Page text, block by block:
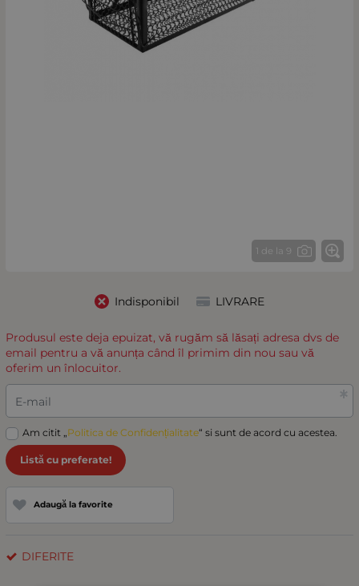
1 de la 9
Indisponibil LIVRARE
Produsul este deja epuizat, vă rugăm să lăsați adresa dvs de
email pentru a vă anunța când îl primim din nou sau vă
oferim un înlocuitor.
E-mail
Am citit „Politica de Confidențialitate“ si sunt de acord cu acestea.
Listă cu preferate!
Adaugă la favorite
DIFERITE